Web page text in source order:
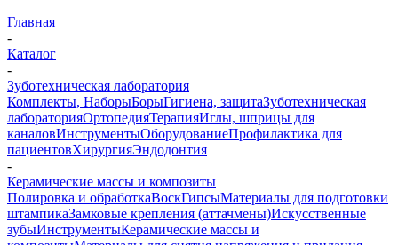
Главная
-
Каталог
-
Зуботехническая лаборатория
Комплекты, НаборыБорыГигиена, защитаЗуботехническая
лабораторияОртопедияТерапияИглы, шприцы для
каналовИнструментыОборудованиеПрофилактика для
пациентовХирургияЭндодонтия
-
Керамические массы и композиты
Полировка и обработкаВоскГипсыМатериалы для подготовки
штампикаЗамковые крепления (аттачмены)Искусственные
зубыИнструментыКерамические массы и